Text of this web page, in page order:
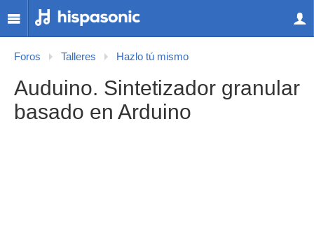
Foros Talleres Hazlo tú mismo
Auduino. Sintetizador granular
basado en Arduino